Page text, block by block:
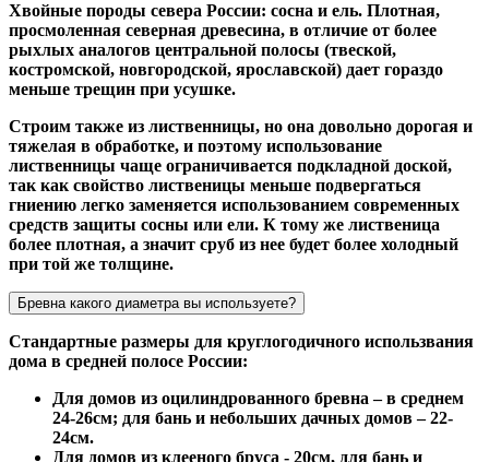
Хвойные породы севера России: сосна и ель. Плотная,
просмоленная северная древесина, в отличие от более
рыхлых аналогов центральной полосы (твеской,
костромской, новгородской, ярославской) дает гораздо
меньше трещин при усушке.
Строим также из лиственницы, но она довольно дорогая и
тяжелая в обработке, и поэтому использование
лиственницы чаще ограничивается подкладной доской,
так как свойство лиственицы меньше подвергаться
гниению легко заменяется использованием современных
средств защиты сосны или ели. К тому же лиственица
более плотная, а значит сруб из нее будет более холодный
при той же толщине.
Бревна какого диаметра вы используете?
Стандартные размеры для круглогодичного использвания
дома в средней полосе России:
Для домов из оцилиндрованного бревна – в среднем
24-26см; для бань и небольших дачных домов – 22-
24см.
Для домов из клееного бруса - 20см, для бань и